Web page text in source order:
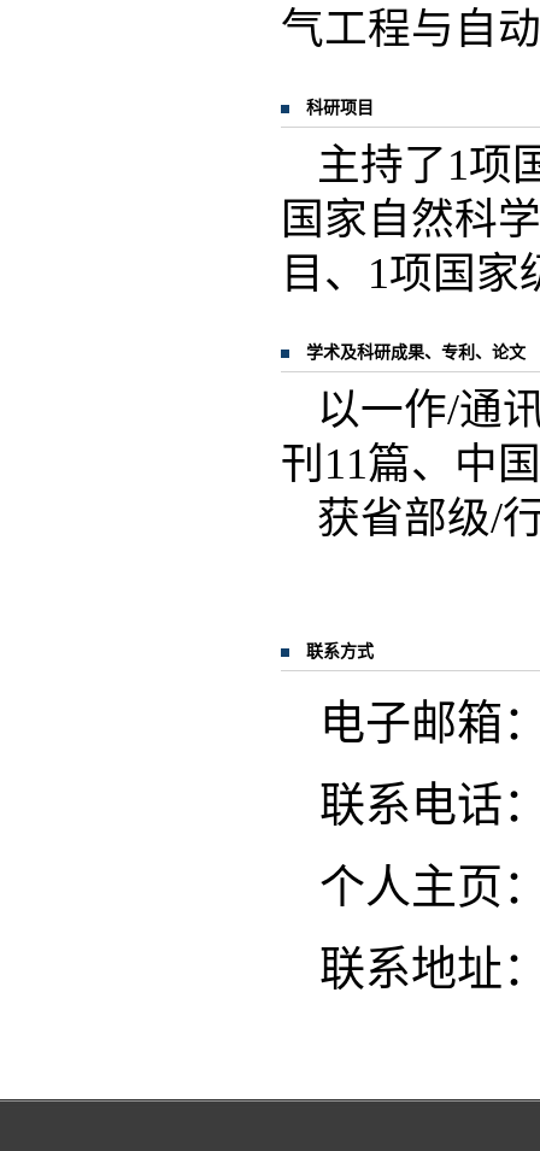
气工程与自
科研项目
主持了1项
国家自然科
目、1项国
学术及科研成果、专利、论文
以一作/通
刊11篇、中
获省部级/
联系方式
电子邮箱
联系电话
个人主页
联系地址